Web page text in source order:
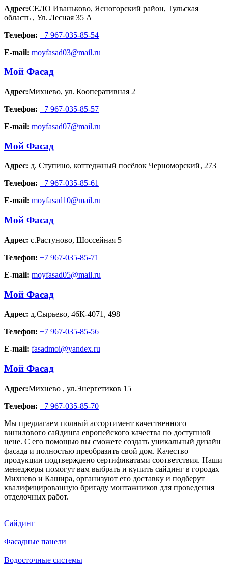
Адрес:СЕЛО Иваньково, Ясногорский район, Тульская
область , Ул. Лесная 35 А
Телефон: +7 967-035-85-54
E-mail: moyfasad03@mail.ru
Мой Фасад
Адрес:Михнево, ул. Кооперативная 2
Телефон: +7 967-035-85-57
E-mail: moyfasad07@mail.ru
Мой Фасад
Адрес: д. Ступино, коттеджный посёлок Черноморский, 273
Телефон: +7 967-035-85-61
E-mail: moyfasad10@mail.ru
Мой Фасад
Адрес: с.Растуново, Шоссейная 5
Телефон: +7 967-035-85-71
E-mail: moyfasad05@mail.ru
Мой Фасад
Адрес: д.Сырьево, 46К-4071, 498
Телефон: +7 967-035-85-56
E-mail: fasadmoi@yandex.ru
Мой Фасад
Адрес:Михнево , ул.Энергетиков 15
Телефон: +7 967-035-85-70
Мы предлагаем полный ассортимент качественного
винилового сайдинга европейского качества по доступной
цене. С его помощью вы сможете создать уникальный дизайн
фасада и полностью преобразить свой дом. Качество
продукции подтверждено сертификатами соответствия. Наши
менеджеры помогут вам выбрать и купить сайдинг в городах
Михнево и Кашира, организуют его доставку и подберут
квалифицированную бригаду монтажников для проведения
отделочных работ.
Сайдинг
Фасадные панели
Водосточные системы